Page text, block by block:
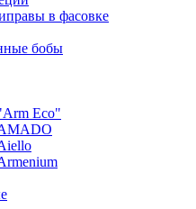
в фасовке
бобы
Eco"